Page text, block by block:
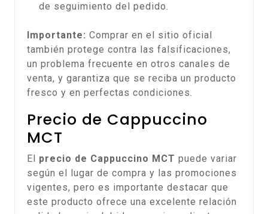
de seguimiento del pedido.
Importante: Comprar en el sitio oficial
también protege contra las falsificaciones,
un problema frecuente en otros canales de
venta, y garantiza que se reciba un producto
fresco y en perfectas condiciones.
Precio de Cappuccino
MCT
El precio de Cappuccino MCT puede variar
según el lugar de compra y las promociones
vigentes, pero es importante destacar que
este producto ofrece una excelente relación